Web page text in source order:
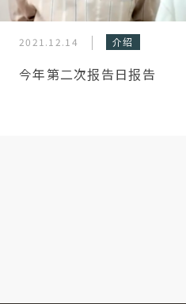
2021.12.14 介绍
今年第二次报告日报告